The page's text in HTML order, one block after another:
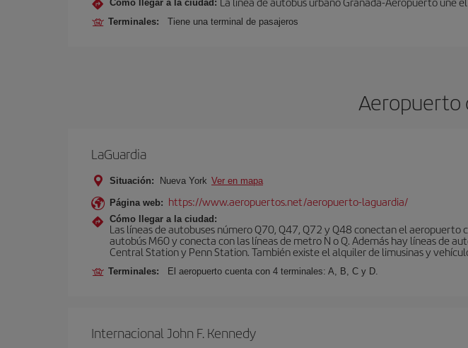
Cómo llegar a la ciudad:
Terminales: Tiene una terminal de pasajeros
Aeropuerto
LaGuardia
Situación: Nueva York Ver en mapa
Página web: https://www.aeropuertos.net/aeropuerto-laguardia/
Cómo llegar a la ciudad:
Las líneas de autobuses número Q70, Q47, Q72 y Q48 conectan el
autobús M60 y conecta con las líneas de metro N o Q. Además hay líneas de
Central Station y Penn Station. También existe el alquiler de limusinas y
Terminales: El aeropuerto cuenta con 4 terminales: A, B, C y D.
Internacional John F. Kennedy